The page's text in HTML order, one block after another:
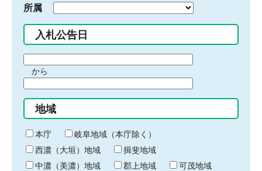
所属
入札公告日
間
始
り
から
間
終
わ
り
地域
本庁
岐阜地域（本庁除く）
西濃（大垣）地域
揖斐地域
中濃（美濃）地域
郡上地域
可茂地域